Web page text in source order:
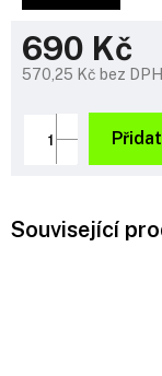
690 Kč
570,25 Kč bez DPH
cena:
Související